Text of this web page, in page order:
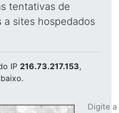
tentativas de
a sites hospedados
IP 216.73.217.153,
Digite